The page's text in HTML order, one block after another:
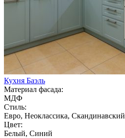
Кухня Баэль
Материал фасада:
МДФ
Стиль:
Евро, Неоклассика, Скандинавский
Цвет:
Белый, Синий